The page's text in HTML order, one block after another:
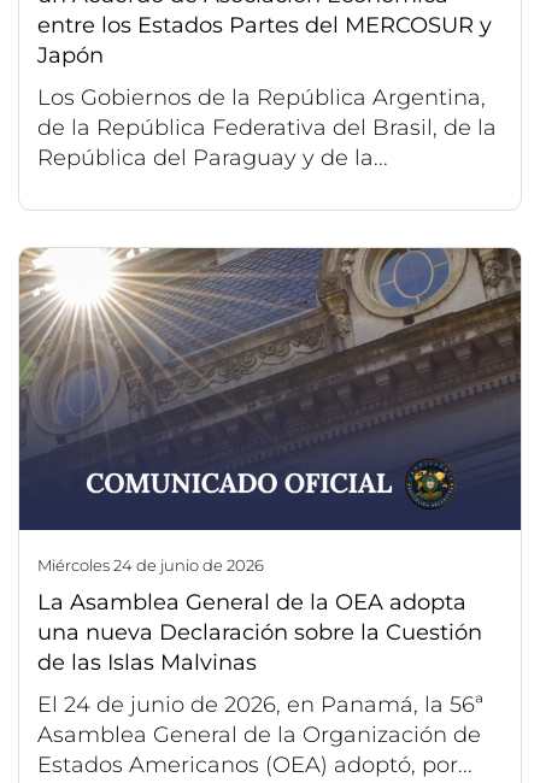
entre los Estados Partes del MERCOSUR y
Japón
Los Gobiernos de la República Argentina,
de la República Federativa del Brasil, de la
República del Paraguay y de la...
miércoles 24 de junio de 2026
La Asamblea General de la OEA adopta
una nueva Declaración sobre la Cuestión
de las Islas Malvinas
El 24 de junio de 2026, en Panamá, la 56ª
Asamblea General de la Organización de
Estados Americanos (OEA) adoptó, por...